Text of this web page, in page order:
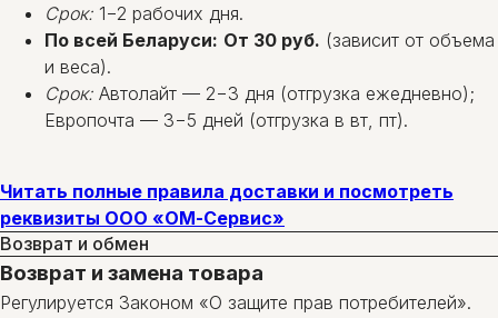
Срок: 1−2 рабочих дня.
По всей Беларуси: От 30 руб. (зависит от объема
и веса).
Срок: Автолайт — 2−3 дня (отгрузка ежедневно);
Европочта — 3−5 дней (отгрузка в вт, пт).
Читать полные правила доставки и посмотреть
реквизиты ООО «ОМ-Сервис»
Возврат и обмен
Возврат и замена товара
Регулируется Законом «О защите прав потребителей».